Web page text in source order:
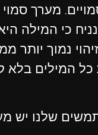
מערך
כי המילה
נמוך יותר
המילים בלא
שלנו יש